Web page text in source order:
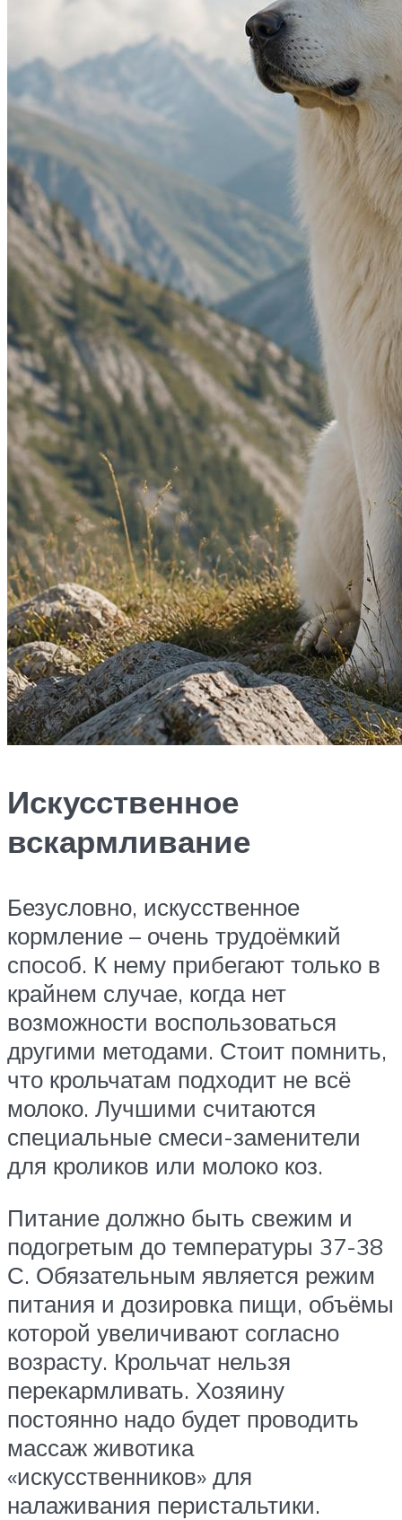
Искусственное
вскармливание
Безусловно, искусственное
кормление – очень трудоёмкий
способ. К нему прибегают только в
крайнем случае, когда нет
возможности воспользоваться
другими методами. Стоит помнить,
что крольчатам подходит не всё
молоко. Лучшими считаются
специальные смеси-заменители
для кроликов или молоко коз.
Питание должно быть свежим и
подогретым до температуры 37-38
С. Обязательным является режим
питания и дозировка пищи, объёмы
которой увеличивают согласно
возрасту. Крольчат нельзя
перекармливать. Хозяину
постоянно надо будет проводить
массаж животика
«искусственников» для
налаживания перистальтики.